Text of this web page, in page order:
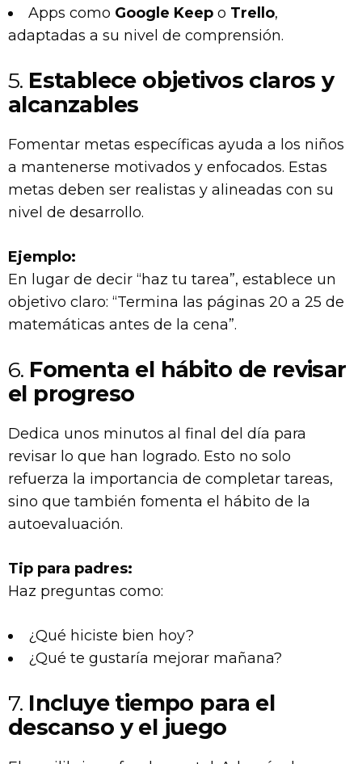
Apps como Google Keep o Trello,
adaptadas a su nivel de comprensión.
5. Establece objetivos claros y
alcanzables
Fomentar metas específicas ayuda a los niños
a mantenerse motivados y enfocados. Estas
metas deben ser realistas y alineadas con su
nivel de desarrollo.
Ejemplo:
En lugar de decir “haz tu tarea”, establece un
objetivo claro: “Termina las páginas 20 a 25 de
matemáticas antes de la cena”.
6. Fomenta el hábito de revisar
el progreso
Dedica unos minutos al final del día para
revisar lo que han logrado. Esto no solo
refuerza la importancia de completar tareas,
sino que también fomenta el hábito de la
autoevaluación.
Tip para padres:
Haz preguntas como:
¿Qué hiciste bien hoy?
¿Qué te gustaría mejorar mañana?
7. Incluye tiempo para el
descanso y el juego